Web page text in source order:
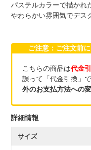
パステルカラーで描かれ
やわらかい雰囲気でデス
ご注意：ご注文前
こちらの商品は代金
誤って「代金引換」
外のお支払方法への
詳細情報
サイズ